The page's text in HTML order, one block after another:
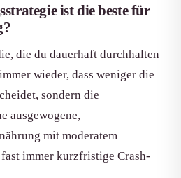
ist die beste für
die du dauerhaft durchhalten
wieder, dass weniger die
sondern die
ausgewogene,
mit moderatem
immer kurzfristige Crash-